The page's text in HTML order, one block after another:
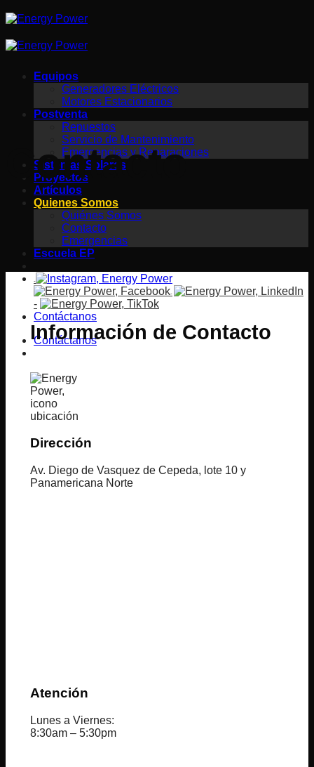
Saltar
al
Equipos
Generadores Eléctricos
Motores Estacionarios
Postventa
Repuestos
Servicio de Mantenimiento
Emergencias y Reparaciones
Sistemas Solares
Proyectos
Artículos
Quienes Somos
Quiénes Somos
Contacto
Emergencias
Escuela EP
-
-
-
Contáctanos
Contáctanos
Contacto
Información de Contacto
Dirección
Av. Diego de Vasquez de Cepeda, lote 10 y
Panamericana Norte
Atención
Lunes a Viernes:
8:30am – 5:30pm